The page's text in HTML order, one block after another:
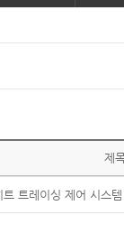
제
트레이싱 제어 시스